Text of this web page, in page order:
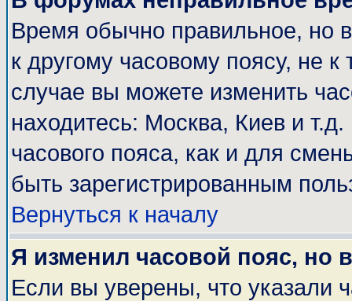
Время обычно правильное, но
к другому часовому поясу, не
случае вы можете изменить
находитесь: Москва, Киев и
часового пояса, как и для
быть зарегистрированным
Вернуться к началу
Я изменил часовой пояс, но
Если вы уверены, что указали